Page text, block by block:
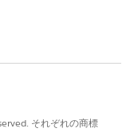
それぞれの商標